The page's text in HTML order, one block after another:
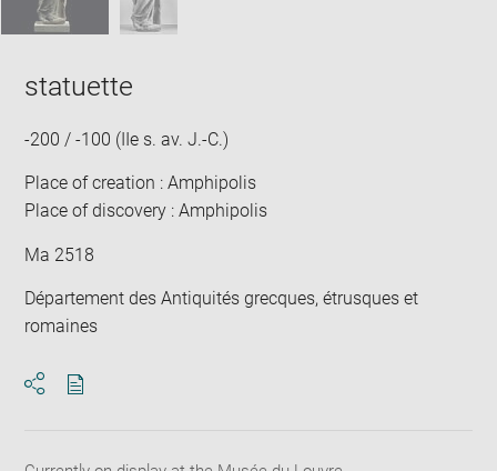
statuette
-200 / -100 (IIe s. av. J.-C.)
Place of creation : Amphipolis
Place of discovery : Amphipolis
Ma 2518
Département des Antiquités grecques, étrusques et
romaines